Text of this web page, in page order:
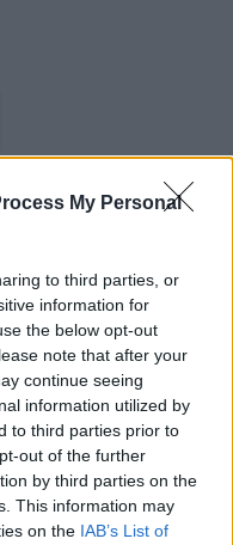
My Personal
to third parties, or
information for
the below opt-out
note that after your
continue seeing
information utilized by
to third parties prior to
out of the further
by third parties on the
This information may
on the IAB’s List of
friss hírekről a
#HALÁLOS BALESET
# BICIKLIS